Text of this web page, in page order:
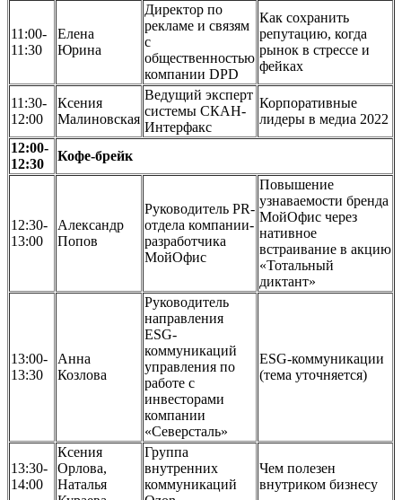
11:00-
11:30
Елена
Юрина
Директор по
рекламе и связям
с
общественностью
компании DPD
Как сохранить
репутацию, когда
рынок в стрессе и
фейках
11:30-
12:00
Ксения
Малиновская
Ведущий эксперт
системы СКАН-
Интерфакс
Корпоративные
лидеры в медиа 2022
12:00-
12:30
Кофе-брейк
12:30-
13:00
Александр
Попов
Руководитель PR-
отдела компании-
разработчика
МойОфис
Повышение
узнаваемости бренда
МойОфис через
нативное
встраивание в акцию
«Тотальный
диктант»
13:00-
13:30
Анна
Козлова
Руководитель
направления
ESG-
коммуникаций
управления по
работе с
инвесторами
компании
«Северсталь»
ESG-коммуникации
(тема уточняется)
13:30-
14:00
Ксения
Орлова,
Наталья
Группа
внутренних
коммуникаций
Чем полезен
внутриком бизнесу